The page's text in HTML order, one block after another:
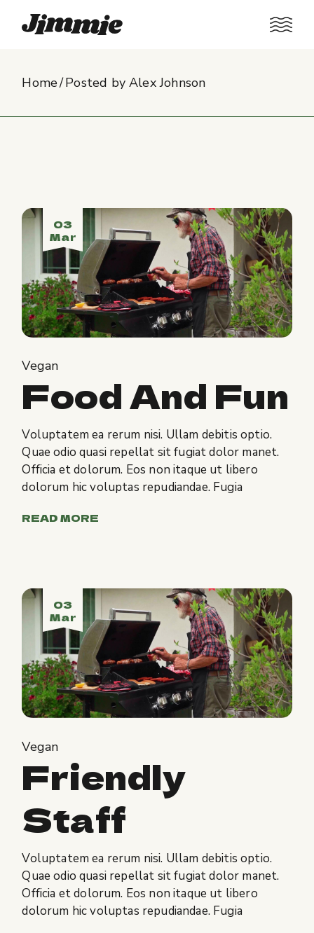
Home Posted by Alex Johnson
03
Mar
Vegan
Food And Fun
Voluptatem ea rerum nisi. Ullam debitis optio.
Quae odio quasi repellat sit fugiat dolor manet.
Officia et dolorum. Eos non itaque ut libero
dolorum hic voluptas repudiandae. Fugia
READ MORE
03
Mar
Vegan
Friendly
Staff
Voluptatem ea rerum nisi. Ullam debitis optio.
Quae odio quasi repellat sit fugiat dolor manet.
Officia et dolorum. Eos non itaque ut libero
dolorum hic voluptas repudiandae. Fugia